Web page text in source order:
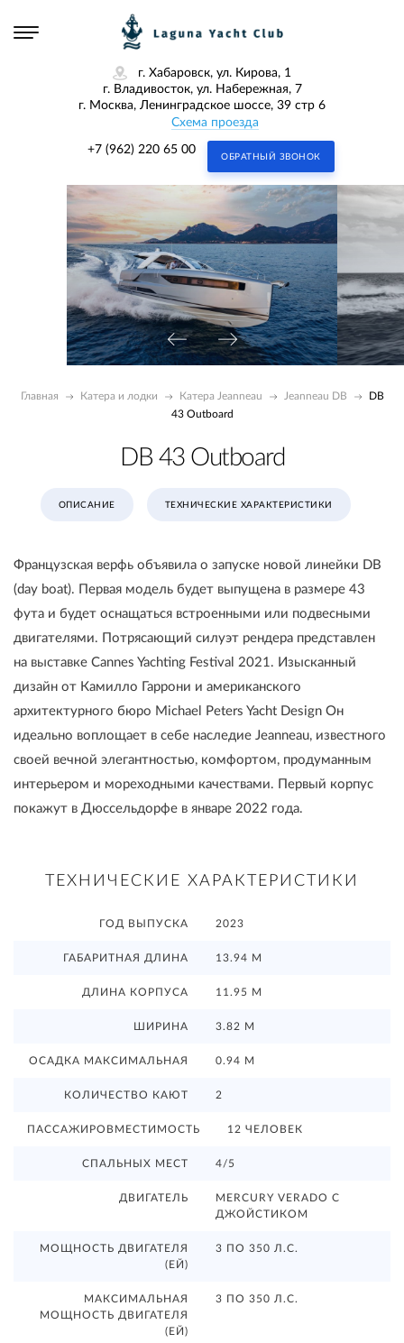
г. Хабаровск, ул. Кирова, 1
г. Владивосток, ул. Набережная, 7
г. Москва, Ленинградское шоссе, 39 стр 6
Схема проезда
+7 (962) 220 65 00
ОБРАТНЫЙ ЗВОНОК
Главная Катера и лодки Катера Jeanneau Jeanneau DB
DB
43 Outboard
DB 43 Outboard
ОПИСАНИЕ ТЕХНИЧЕСКИЕ ХАРАКТЕРИСТИКИ
Французская верфь объявила о запуске новой линейки DB
(day boat). Первая модель будет выпущена в размере 43
фута и будет оснащаться встроенными или подвесными
двигателями. Потрясающий силуэт рендера представлен
на выставке Сannes Yachting Festival 2021. Изысканный
дизайн от Камилло Гаррони и американского
архитектурного бюро Michael Peters Yacht Design Он
идеально воплощает в себе наследие Jeanneau, известного
своей вечной элегантностью, комфортом, продуманным
интерьером и мореходными качествами. Первый корпус
покажут в Дюссельдорфе в январе 2022 года.
ТЕХНИЧЕСКИЕ ХАРАКТЕРИСТИКИ
ГОД ВЫПУСКА 2023
ГАБАРИТНАЯ ДЛИНА 13.94 М
ДЛИНА КОРПУСА 11.95 М
ШИРИНА 3.82 М
ОСАДКА МАКСИМАЛЬНАЯ 0.94 М
КОЛИЧЕСТВО КАЮТ 2
ПАССАЖИРОВМЕСТИМОСТЬ 12 ЧЕЛОВЕК
СПАЛЬНЫХ МЕСТ 4/5
ДВИГАТЕЛЬ
MERCURY VERADO С
ДЖОЙСТИКОМ
МОЩНОСТЬ ДВИГАТЕЛЯ
(ЕЙ)
3 ПО 350 Л.С.
МАКСИМАЛЬНАЯ
МОЩНОСТЬ ДВИГАТЕЛЯ
(ЕЙ)
3 ПО 350 Л.С.